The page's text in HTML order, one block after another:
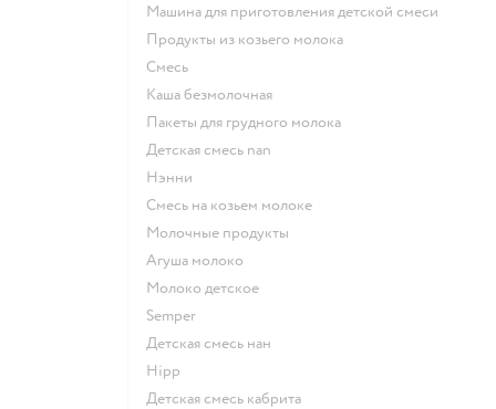
машина для приготовления детской смеси
продукты из козьего молока
смесь
каша безмолочная
пакеты для грудного молока
детская смесь nan
нэнни
смесь на козьем молоке
молочные продукты
агуша молоко
молоко детское
semper
детская смесь нан
hipp
детская смесь кабрита